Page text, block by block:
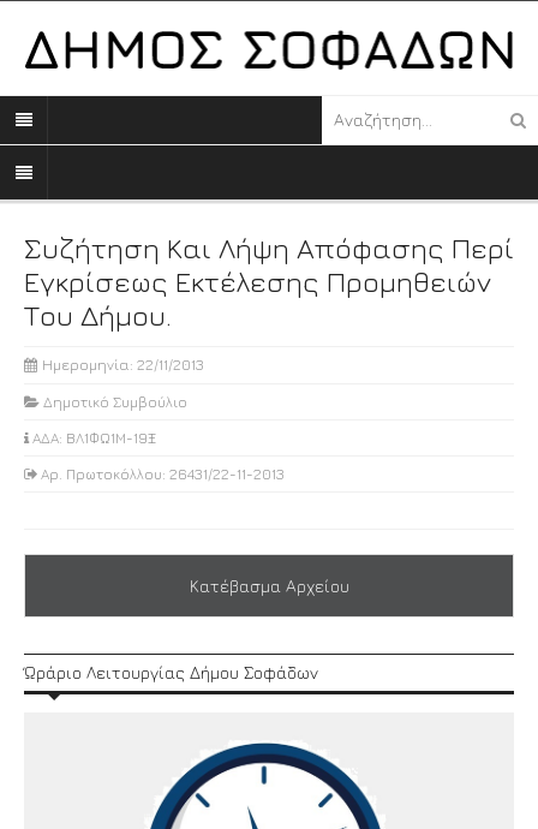
Συζήτηση Και Λήψη Απόφασης Περί
Εγκρίσεως Εκτέλεσης Προμηθειών
Του Δήμου.
Ημερομηνία: 22/11/2013
Δημοτικό Συμβούλιο
ΑΔΑ: ΒΛ1ΦΩ1Μ-19Ξ
Αρ. Πρωτοκόλλου: 26431/22-11-2013
Κατέβασμα Αρχείου
Ώράριο Λειτουργίας Δήμου Σοφάδων